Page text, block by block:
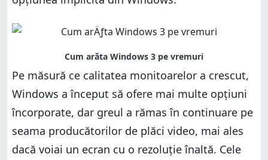
Pe măsură ce calitatea monitoarelor a crescut,
Windows a început să ofere mai multe opțiuni
încorporate, dar greul a rămas în continuare pe
seama producătorilor de plăci video, mai ales
dacă voiai un ecran cu o rezoluție înaltă. Cele